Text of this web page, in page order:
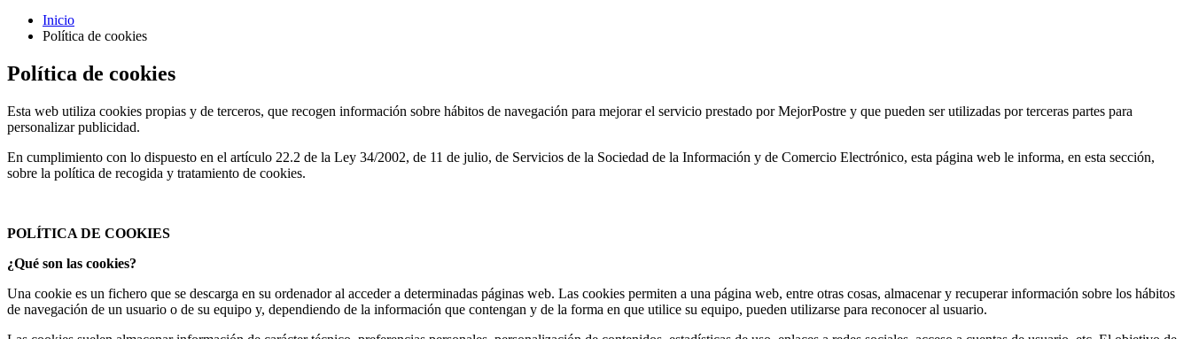
Inicio
Política de cookies
Política de cookies
Esta web utiliza cookies propias y de terceros, que recogen información sobre hábitos de navegación para mejorar el servicio prestado por MejorPostre y que pueden ser utilizadas por terceras partes para
personalizar publicidad.
En cumplimiento con lo dispuesto en el artículo 22.2 de la Ley 34/2002, de 11 de julio, de Servicios de la Sociedad de la Información y de Comercio Electrónico, esta página web le informa, en esta sección,
sobre la política de recogida y tratamiento de cookies.
POLÍTICA DE COOKIES
¿Qué son las cookies?
Una cookie es un fichero que se descarga en su ordenador al acceder a determinadas páginas web. Las cookies permiten a una página web, entre otras cosas, almacenar y recuperar información sobre los hábitos
de navegación de un usuario o de su equipo y, dependiendo de la información que contengan y de la forma en que utilice su equipo, pueden utilizarse para reconocer al usuario.